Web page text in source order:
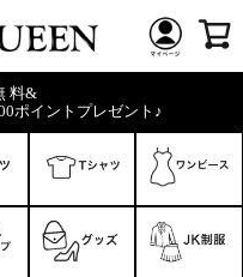
料&
ポイントプレゼント♪